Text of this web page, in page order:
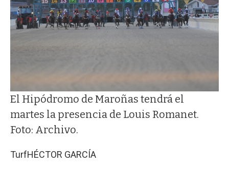
El Hipódromo de Maroñas tendrá el
martes la presencia de Louis Romanet.
Foto: Archivo.
TurfHÉCTOR GARCÍA